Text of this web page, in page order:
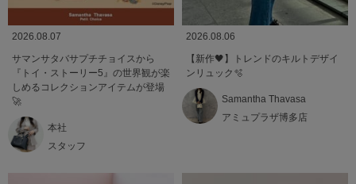
2026.08.07
サマンサタバサプチチョイスから
『トイ・ストーリー5』の世界観が楽
しめるコレクションアイテムが登場
🚀
本社
スタッフ
2026.08.06
【新作🖤】トレンドのキルトデザイ
ンリュック🫧
Samantha Thavasa
アミュプラザ博多店